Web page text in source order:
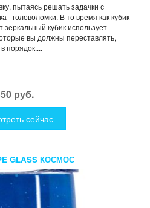
пытаясь решать задачки с
- головоломки. В то время как кубик
зеркальный кубик использует
вы должны переставлять,
порядок....
руб.
сейчас
GLASS КОСМОС